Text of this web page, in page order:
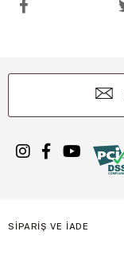
SİPARİŞ VE İADE